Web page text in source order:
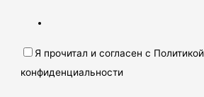
Я прочитал и согласен с Политикой
конфиденциальности